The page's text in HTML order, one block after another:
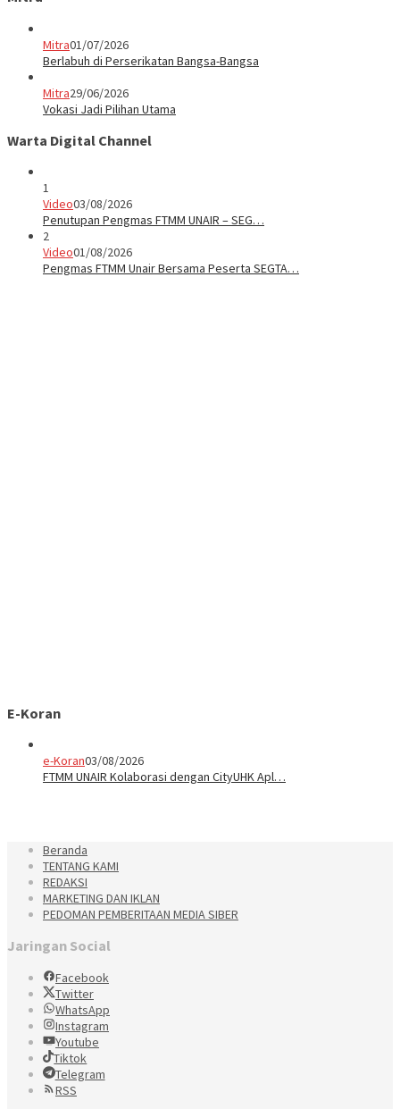
Mitra01/07/2026
Berlabuh di Perserikatan Bangsa-Bangsa
Mitra29/06/2026
Vokasi Jadi Pilihan Utama
Warta Digital Channel
1
Video03/08/2026
Penutupan Pengmas FTMM UNAIR – SEG…
2
Video01/08/2026
Pengmas FTMM Unair Bersama Peserta SEGTA…
E-Koran
e-Koran03/08/2026
FTMM UNAIR Kolaborasi dengan CityUHK Apl…
Beranda
TENTANG KAMI
REDAKSI
MARKETING DAN IKLAN
PEDOMAN PEMBERITAAN MEDIA SIBER
Jaringan Social
Facebook
Twitter
WhatsApp
Instagram
Youtube
Tiktok
Telegram
RSS